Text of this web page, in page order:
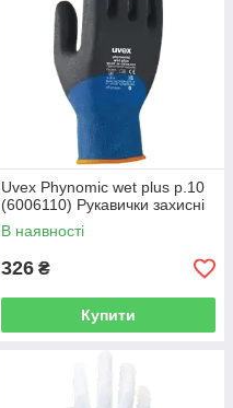
Uvex Phynomic wet plus р.10
(6006110) Рукавички захисні
В наявності
326 ₴
Купити